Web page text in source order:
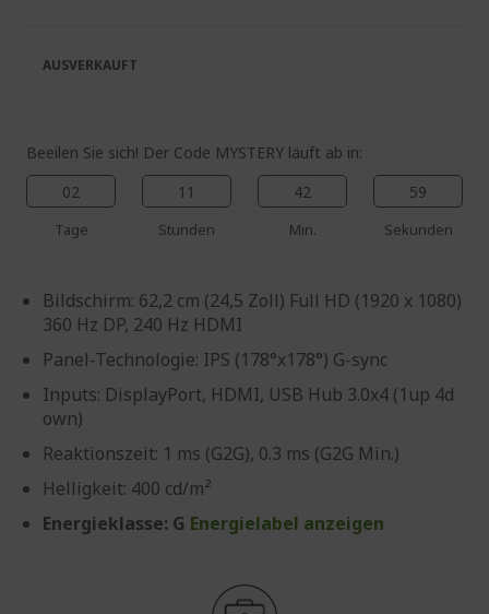
Beeilen Sie sich! Der Code MYSTERY läuft ab in:
02
Tage
11
Stunden
42
Min.
59
Sekunden
Bildschirm: 62,2 cm (24,5 Zoll) Full HD (1920 x 1080)
360 Hz DP, 240 Hz HDMI
Panel-Technologie: IPS (178°x178°) G-sync
Inputs: DisplayPort, HDMI, USB Hub 3.0x4 (1up 4d
own)
Reaktionszeit: 1 ms (G2G), 0.3 ms (G2G Min.)
Helligkeit: 400 cd/m²
Energieklasse: G Energielabel anzeigen
AUSVERKAUFT